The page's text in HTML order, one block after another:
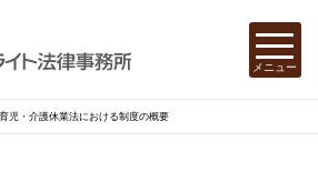
育児・介護休業法における制度の概要